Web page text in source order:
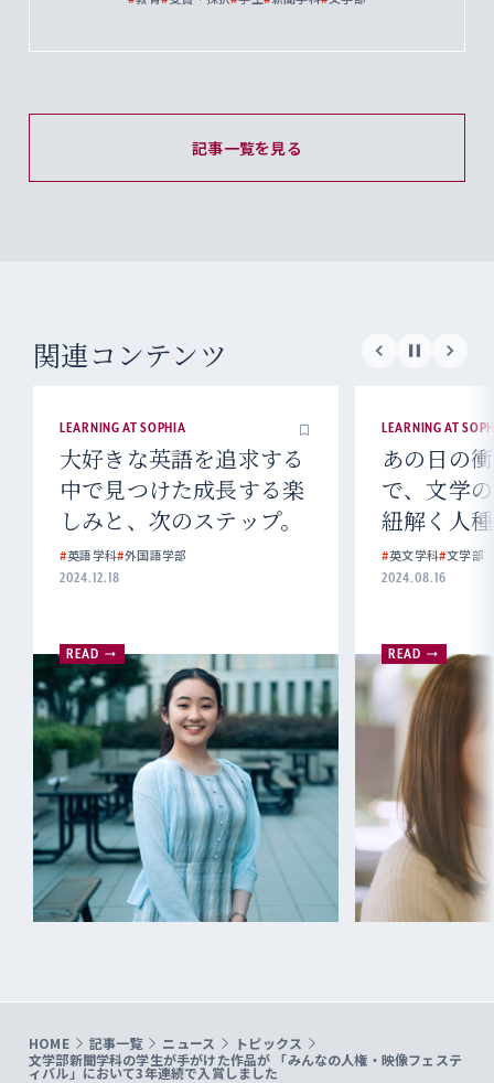
記事一覧を見る
関連コンテンツ
LEARNING AT SOPHIA
大好きな英語を追求する
中で見つけた成長する楽
しみと、次のステップ。
#英語学科#外国語学部
2024.12.18
READ
LEARNING AT
あの日の
で、文学
紐解く人
#英文学科#文学部
2024.08.16
READ
HOME 記事一覧 ニュース
トピックス
文学部新聞学科の学生が手がけた作品が 「みんなの人権・映像フェステ
ィバル」において3年連続で入賞しました